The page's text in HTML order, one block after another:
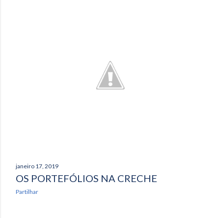
janeiro 17, 2019
OS PORTEFÓLIOS NA CRECHE
Partilhar